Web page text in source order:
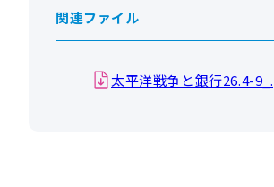
関連ファイル
太平洋戦争と銀行26.4-